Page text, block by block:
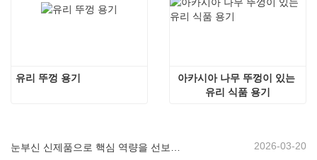
유리 뚜껑 용기
아카시아 나무 뚜껑이 있는
유리 식품 용기
2026-03-20